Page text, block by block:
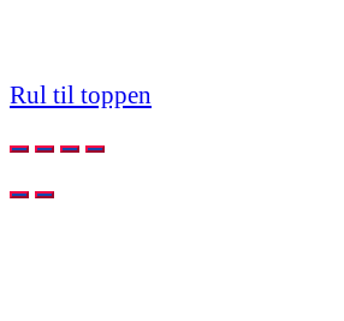
Rul til toppen